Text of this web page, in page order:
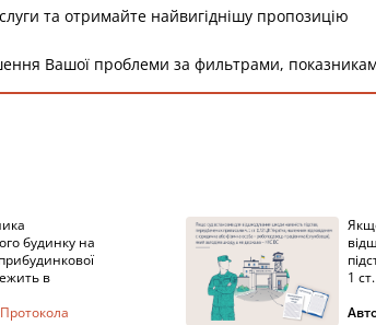
та отримайте найвигіднішу пропозицію
Вашої проблеми за фильтрами,
будинку на
в
1